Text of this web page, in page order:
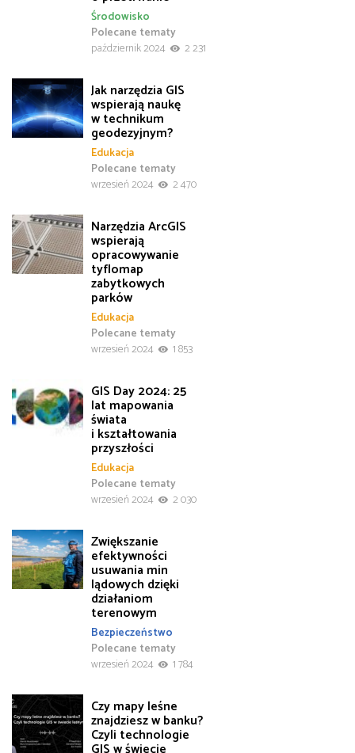
Polecane tematy
Środowisko
październik 2024
2 231
Jak narzędzia GIS
wspierają naukę
w technikum
geodezyjnym?
Edukacja
Polecane tematy
wrzesień 2024
2 470
Narzędzia ArcGIS
wspierają
opracowywanie
tyflomap
zabytkowych
parków
Edukacja
Polecane tematy
wrzesień 2024
1 853
GIS Day 2024: 25
lat mapowania
świata
i kształtowania
przyszłości
Edukacja
Polecane tematy
wrzesień 2024
2 030
Zwiększanie
efektywności
usuwania min
lądowych dzięki
działaniom
terenowym
Bezpieczeństwo
Polecane tematy
wrzesień 2024
1 784
Czy mapy leśne
znajdziesz w banku?
Czyli technologie